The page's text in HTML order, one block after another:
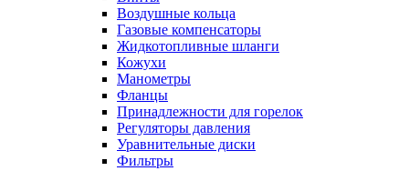
Воздушные кольца
Газовые компенсаторы
Жидкотопливные шланги
Кожухи
Манометры
Фланцы
Принадлежности для горелок
Регуляторы давления
Уравнительные диски
Фильтры